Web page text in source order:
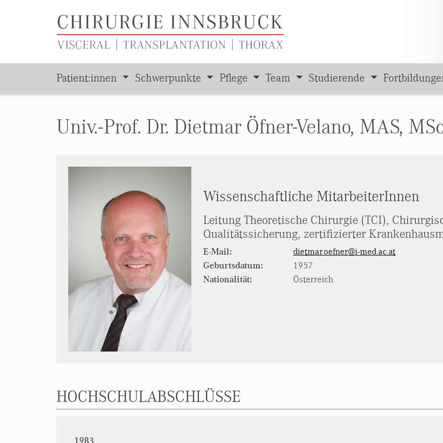
Zum Hauptinhalt springen
Patient:innen Schwerpunkte Pflege Team Studierende
Univ.-Prof. Dr. Dietmar Öfner-Velano, MAS,
Wissenschaftliche MitarbeiterInnen
Leitung Theoretische Chirurgie (TCI),
Qualitätssicherung, zertifizierter
E-Mail: dietmar.oefner@i-med.ac.at
Geburtsdatum: 1957
Nationalität: Österreich
HOCHSCHULABSCHLÜSSE
1983